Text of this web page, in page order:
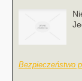
Bezpieczeństwo